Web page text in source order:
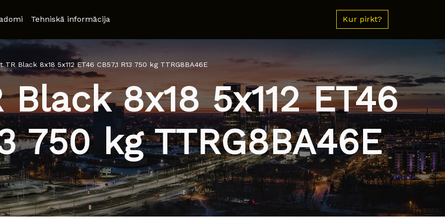
Tehniskā informācija Kur pirkt?
TR Black 8x18 5x112 ET46 CB57,1 R13 750 kg TTRG8BA46E
8x18 5x112 ET46
750 kg TTRG8BA46E